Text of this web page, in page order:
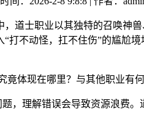
，道士职业以其独特的召唤神
“打不动怪，扛不住伤”的尴尬
竟体现在哪里？与其他职业有何
，理解错误会导致资源浪费